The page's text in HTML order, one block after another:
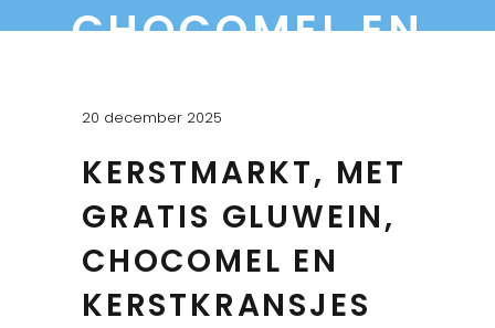
CHOCOMEL EN
20 december 2025
KERSTMARKT, MET
GRATIS GLUWEIN,
CHOCOMEL EN
KERSTKRANSJES